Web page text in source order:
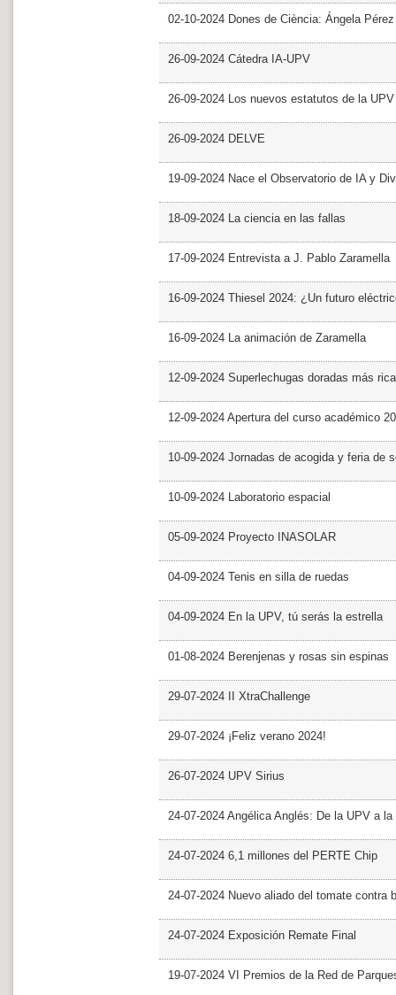
02-10-2024 Dones de Ciència: Ángela Pérez
26-09-2024 Cátedra IA-UPV
26-09-2024 Los nuevos estatutos de la
26-09-2024 DELVE
19-09-2024 Nace el Observatorio de IA y
18-09-2024 La ciencia en las fallas
17-09-2024 Entrevista a J. Pablo Zaramella
16-09-2024 Thiesel 2024: ¿Un futuro
16-09-2024 La animación de Zaramella
12-09-2024 Superlechugas doradas más
12-09-2024 Apertura del curso académico
10-09-2024 Jornadas de acogida y feria de
10-09-2024 Laboratorio espacial
05-09-2024 Proyecto INASOLAR
04-09-2024 Tenis en silla de ruedas
04-09-2024 En la UPV, tú serás la estrella
01-08-2024 Berenjenas y rosas sin espinas
29-07-2024 II XtraChallenge
29-07-2024 ¡Feliz verano 2024!
26-07-2024 UPV Sirius
24-07-2024 Angélica Anglés: De la UPV a
24-07-2024 6,1 millones del PERTE Chip
24-07-2024 Nuevo aliado del tomate contra
24-07-2024 Exposición Remate Final
19-07-2024 VI Premios de la Red de